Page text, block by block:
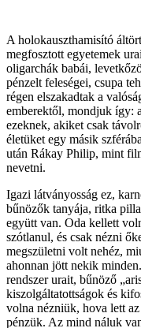
A holokauszthamisító
megfosztott egyetemek
oligarchák babái,
pénzelt feleségei, csupa
régen elszakadtak a
emberektől, mondjuk így:
ezeknek, akiket csak
életüket egy másik
után Rákay Philip, mint
nevetni.
Igazi látványosság ez,
bűnözők tanyája, ritka
együtt van. Oda kellett
szótlanul, és csak nézni
megszületni volt nehéz,
ahonnan jött nekik
rendszer urait, bűnöző
kiszolgáltatottságok és
volna nézniük, hova lett
pénzük. Az mind náluk